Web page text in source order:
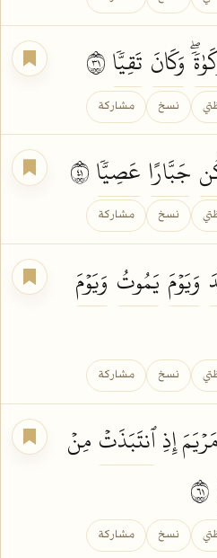
وَكَانَ تَقِيّٗا
نسخ مشاركة
جَبَّارًاعَصِيّٗا
نسخ مشاركة
وَيَوۡمَ يَمُوتُ وَيَوۡمَ
نسخ مشاركة
مَرۡيَمَ إِذِٱنتَبَذَتۡ مِنۡ
نسخ مشاركة